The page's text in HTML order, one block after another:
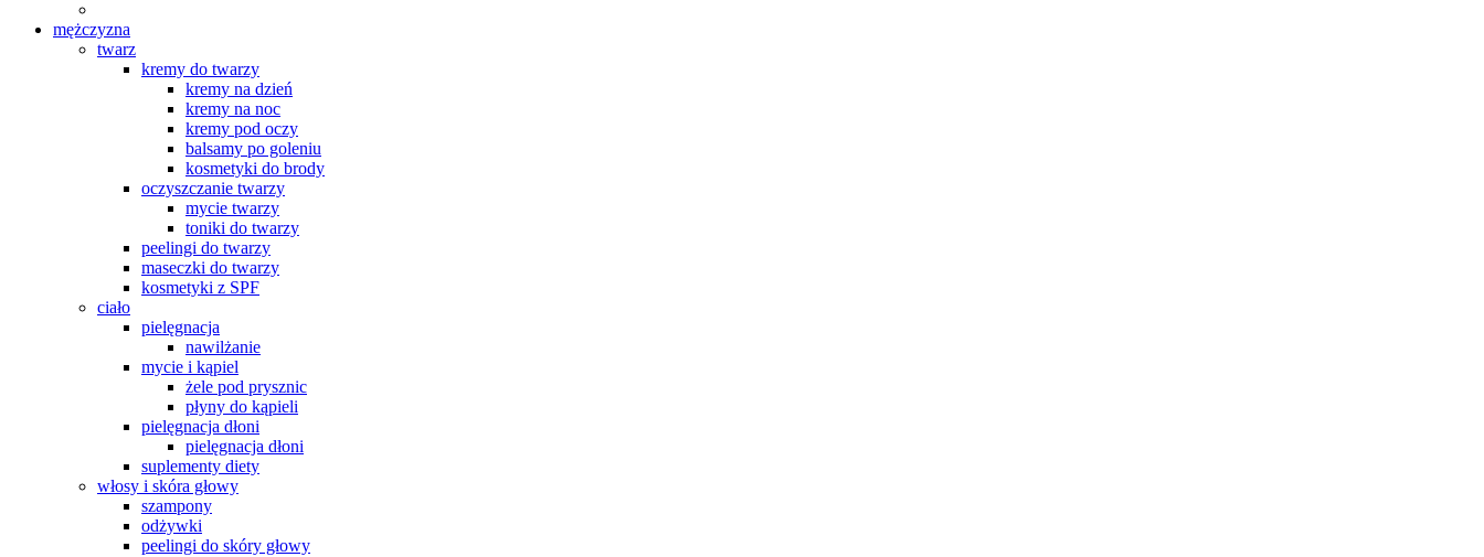
mężczyzna
twarz
kremy do twarzy
kremy na dzień
kremy na noc
kremy pod oczy
balsamy po goleniu
kosmetyki do brody
oczyszczanie twarzy
mycie twarzy
toniki do twarzy
peelingi do twarzy
maseczki do twarzy
kosmetyki z SPF
ciało
pielęgnacja
nawilżanie
mycie i kąpiel
żele pod prysznic
płyny do kąpieli
pielęgnacja dłoni
pielęgnacja dłoni
suplementy diety
włosy i skóra głowy
szampony
odżywki
peelingi do skóry głowy